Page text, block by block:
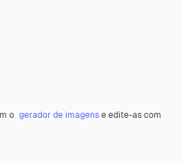
o gerador de imagense edite-as com